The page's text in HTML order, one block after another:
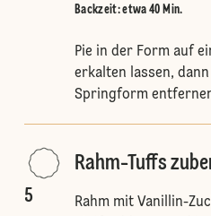
Backzeit: etwa 40 Min.
Pie in der Form auf
erkalten lassen,
Springform
5
Rahm-Tuffs
Rahm mit Vanillin-